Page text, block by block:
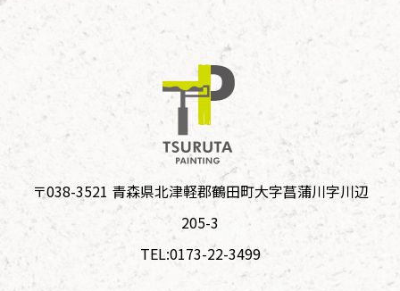
〒038-3521 青森県北津軽郡鶴田町大字菖蒲川字川辺
205-3
TEL:0173-22-3499